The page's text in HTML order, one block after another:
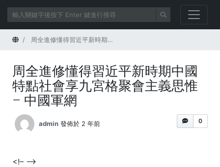
首頁 周全進修懂得習近平新時期中國特點社會享九宮格聚會主義思惟 – 中國軍網
周全進修懂得習近平新時期中國
特點社會享九宮格聚會主義思惟
– 中國軍網
0
admin 發佈於 2 年前
<!– –>